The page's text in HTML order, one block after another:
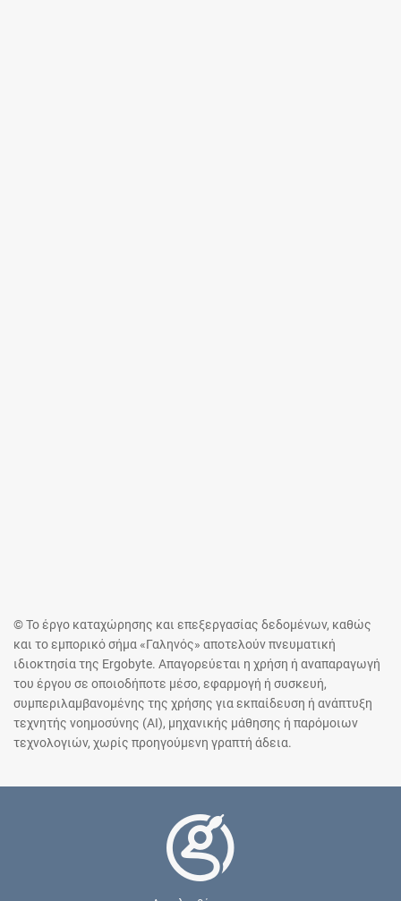
© Το έργο καταχώρησης και επεξεργασίας δεδομένων, καθώς
και το εμπορικό σήμα «Γαληνός» αποτελούν πνευματική
ιδιοκτησία της Ergobyte. Απαγορεύεται η χρήση ή αναπαραγωγή
του έργου σε οποιοδήποτε μέσο, εφαρμογή ή συσκευή,
συμπεριλαμβανομένης της χρήσης για εκπαίδευση ή ανάπτυξη
τεχνητής νοημοσύνης (AI), μηχανικής μάθησης ή παρόμοιων
τεχνολογιών, χωρίς προηγούμενη γραπτή άδεια.